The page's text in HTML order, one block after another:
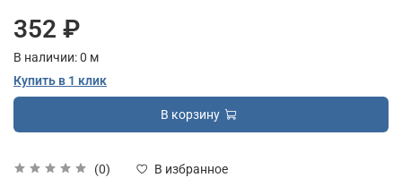
(0)
В избранное
352 ₽
В наличии:0 м
Купить в 1 клик
В корзину